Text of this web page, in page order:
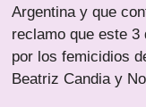
Argentina y que
reclamo que este
por los femicidios
Beatriz Candia y